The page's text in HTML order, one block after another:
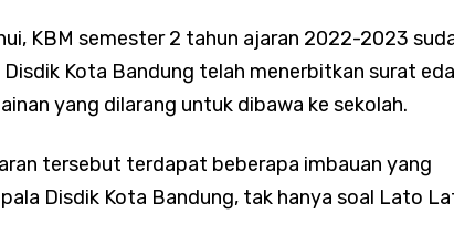
KBM semester 2 tahun ajaran 2022-2023
Disdik Kota Bandung telah menerbitkan surat
yang dilarang untuk dibawa ke sekolah.
tersebut terdapat beberapa imbauan yang
Disdik Kota Bandung, tak hanya soal Lato